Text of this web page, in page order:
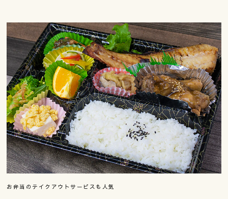
お弁当のテイクアウトサービスも人気